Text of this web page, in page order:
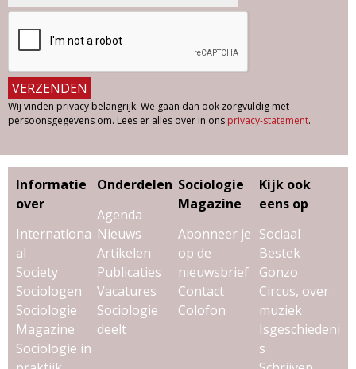
Wij vinden privacy belangrijk. We gaan dan ook zorgvuldig met
persoonsgegevens om. Lees er alles over in ons privacy-statement.
Informatie
over
Internationa
al
Society
Sociologen
Sociologie
Magazine
Sociologie in
Onderdelen
Agenda
Nieuws
Artikelen
Publicaties
Vacatures
Sociologie
deelt
Sociologie
Magazine
Abonneer je
op de
nieuwsbrief
Contact
Colofon
Kijk ook
eens op
Sociaal
Bestek
Gonzo
Circus, over
muziek
Isgeschiedeni
s